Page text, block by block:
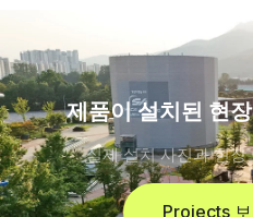
제품이 설치된 현
실제 설치 사진과 현
Projects